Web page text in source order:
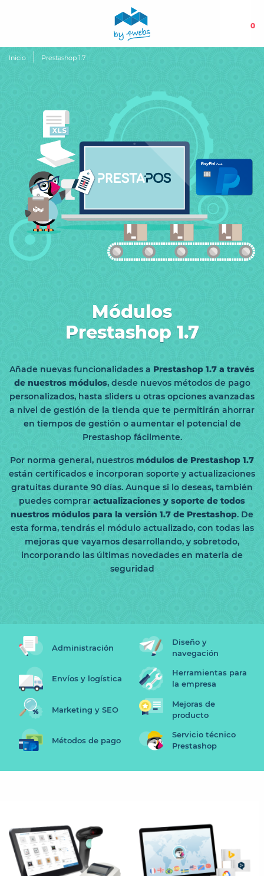
0
Inicio Prestashop 1.7
Módulos
Prestashop 1.7
Añade nuevas funcionalidades a Prestashop 1.7 a través
de nuestros módulos, desde nuevos métodos de pago
personalizados, hasta sliders u otras opciones avanzadas
a nivel de gestión de la tienda que te permitirán ahorrar
en tiempos de gestión o aumentar el potencial de
Prestashop fácilmente.
Por norma general, nuestros módulos de Prestashop 1.7
están certificados e incorporan soporte y actualizaciones
gratuitas durante 90 días. Aunque si lo deseas, también
puedes comprar actualizaciones y soporte de todos
nuestros módulos para la versión 1.7 de Prestashop. De
esta forma, tendrás el módulo actualizado, con todas las
mejoras que vayamos desarrollando, y sobretodo,
incorporando las últimas novedades en materia de
seguridad
Administración
Diseño y
navegación
Envíos y logística
Herramientas para
la empresa
Marketing y SEO
Mejoras de
producto
Métodos de pago
Servicio técnico
Prestashop